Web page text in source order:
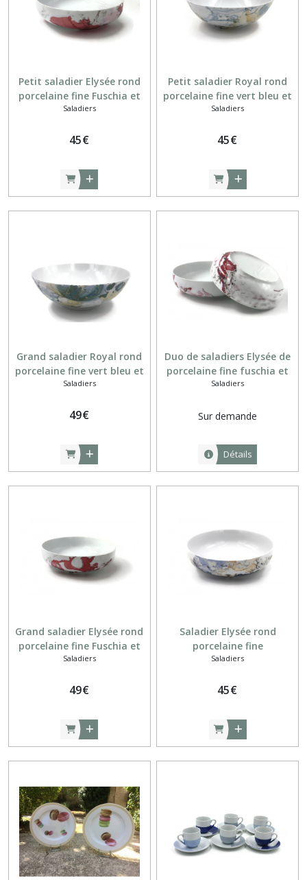
Petit saladier Elysée rond
porcelaine fine Fuschia et
gris
Saladiers
45€
Petit saladier Royal rond
porcelaine fine vert bleu et
ambre
Saladiers
45€
Grand saladier Royal rond
porcelaine fine vert bleu et
ambre
Saladiers
49€
Duo de saladiers Elysée de
porcelaine fine fuschia et
gris
Saladiers
Sur demande
Détails
Grand saladier Elysée rond
porcelaine fine Fuschia et
gris
Saladiers
49€
Saladier Elysée rond
porcelaine fine
Saladiers
45€